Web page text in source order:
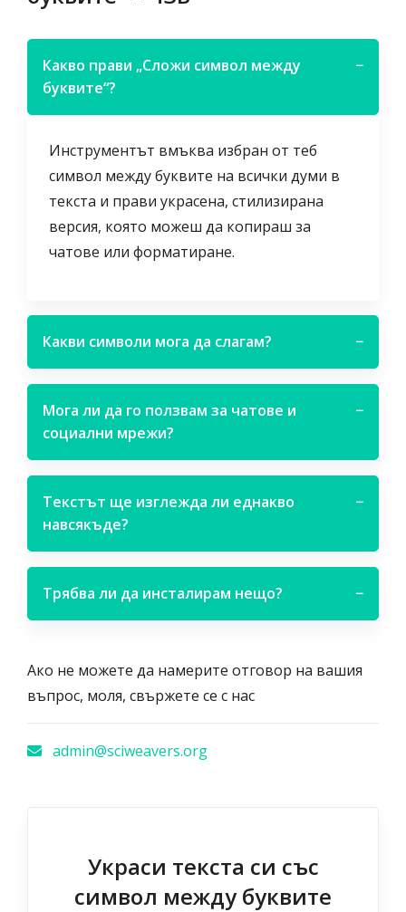
Какво прави „Сложи символ между
буквите“?
−
Инструментът вмъква избран от теб
символ между буквите на всички думи в
текста и прави украсена, стилизирана
версия, която можеш да копираш за
чатове или форматиране.
Какви символи мога да слагам? −
Мога ли да го ползвам за чатове и
социални мрежи?
−
Текстът ще изглежда ли еднакво
навсякъде?
−
Трябва ли да инсталирам нещо? −
Ако не можете да намерите отговор на вашия
въпрос, моля, свържете се с нас
admin@sciweavers.org
Украси текста си със
символ между буквите